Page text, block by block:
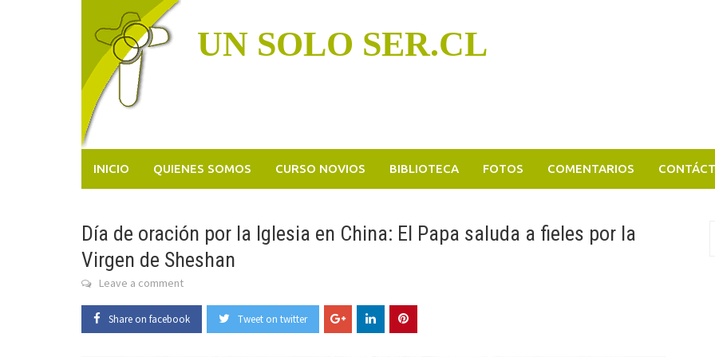
UN SOLO SER.CL
INICIO QUIENES SOMOS CURSO NOVIOS BIBLIOTECA FOTOS COMENTARIOS
Día de oración por la Iglesia en China: El Papa saluda a fieles por la
Virgen de Sheshan
Leave a comment
Share on facebook Tweet on twitter